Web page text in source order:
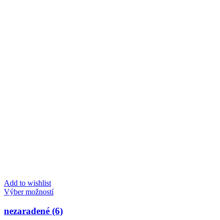
Add to wishlist
Výber možnostíTento
má
viacero
nezaradené (6)